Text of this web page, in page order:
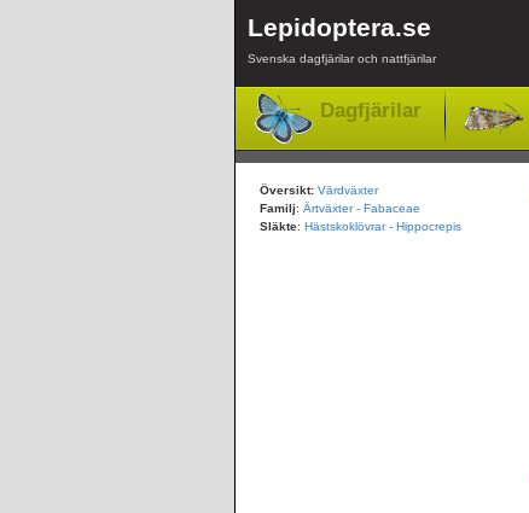
Lepidoptera.se
Svenska dagfjärilar och nattfjärilar
Dagfjärilar
Översikt: Värdväxter
Familj: Ärtväxter - Fabaceae
Släkte: Hästskoklövrar - Hippocrepis